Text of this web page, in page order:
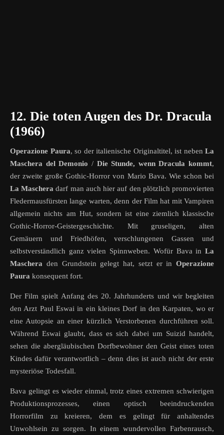
12. Die toten Augen des Dr. Dracula
(1966)
Operazione Paura, so der italienische Originaltitel, ist neben La
Maschera del Demonio / Die Stunde, wenn Dracula kommt,
der zweite große Gothic-Horror von Mario Bava. Wie schon bei
La Maschera darf man auch hier auf den plötzlich promovierten
Fledermausfürsten lange warten, denn der Film hat mit Vampiren
allgemein nichts am Hut, sondern ist eine ziemlich klassische
Gothic-Horror-Geistergeschichte. Mit gruseligen, alten
Gemäuern und Friedhöfen, verschlungenen Gassen und
selbstverständlich ganz vielen Spinnweben. Wofür Bava in La
Maschera den Grundstein gelegt hat, setzt er in Operazione
Paura konsequent fort.
Der Film spielt Anfang des 20. Jahrhunderts und wir begleiten
den Arzt Paul Eswai in ein kleines Dorf in den Karpaten, wo er
eine Autopsie an einer kürzlich Verstorbenen durchführen soll.
Während Eswai glaubt, dass es sich dabei um Suizid handelt,
sehen die abergläubischen Dorfbewohner den Geist eines toten
Kindes dafür verantwortlich – denn dies ist auch nicht der erste
mysteriöse Todesfall.
Bava gelingt es wieder einmal, trotz eines extremen schwierigen
Produktionsprozesses, einen optisch beeindruckenden
Horrorfilm zu kreieren, dem es gelingt für anhaltendes
Unwohlsein zu sorgen. In einem wundervollen Farbenrausch,